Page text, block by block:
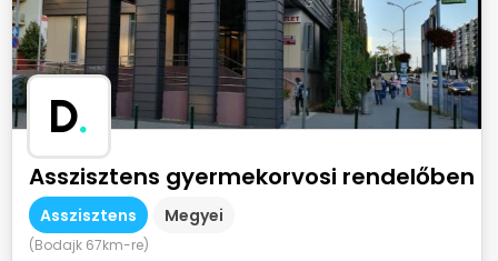
D.
Asszisztens gyermekorvosi rendelőben
Asszisztens Megyei
(Bodajk 67km-re)